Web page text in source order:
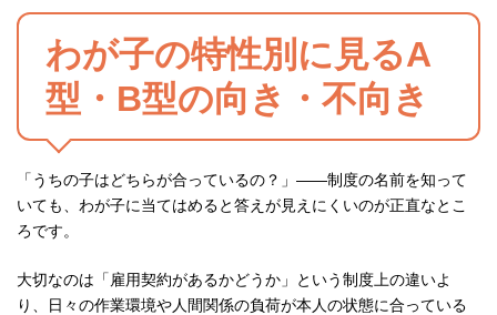
わが子の特性別に見るA
型・B型の向き・不向き
「うちの子はどちらが合っているの？」——制度の名前を知って
いても、わが子に当てはめると答えが見えにくいのが正直なとこ
ろです。
大切なのは「雇用契約があるかどうか」という制度上の違いよ
り、日々の作業環境や人間関係の負荷が本人の状態に合っている